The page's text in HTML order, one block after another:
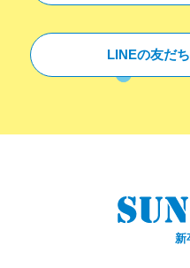
LINEの友だ
新